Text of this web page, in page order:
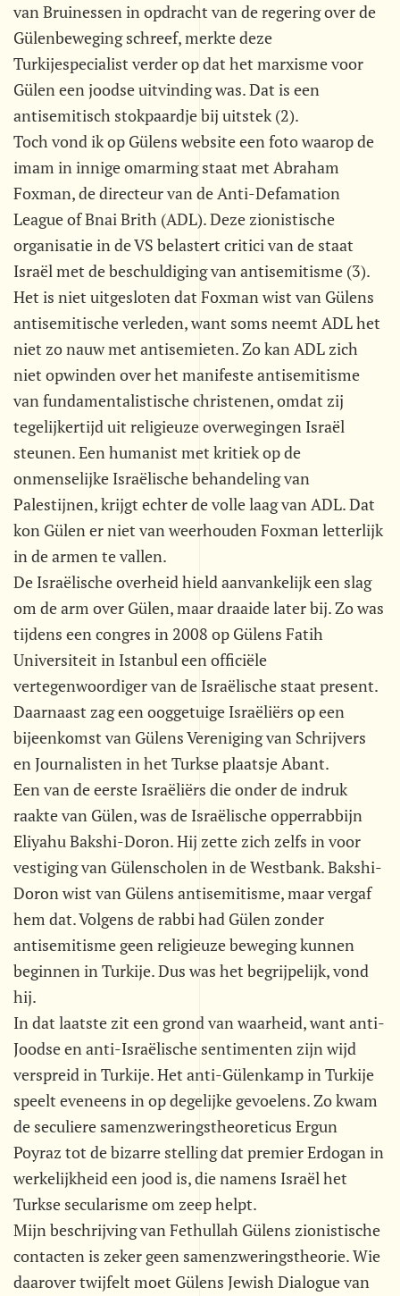
van Bruinessen in opdracht van de regering over de
Gülenbeweging schreef, merkte deze
Turkijespecialist verder op dat het marxisme voor
Gülen een joodse uitvinding was. Dat is een
antisemitisch stokpaardje bij uitstek (2).
Toch vond ik op Gülens website een foto waarop de
imam in innige omarming staat met Abraham
Foxman, de directeur van de Anti-Defamation
League of Bnai Brith (ADL). Deze zionistische
organisatie in de VS belastert critici van de staat
Israël met de beschuldiging van antisemitisme (3).
Het is niet uitgesloten dat Foxman wist van Gülens
antisemitische verleden, want soms neemt ADL het
niet zo nauw met antisemieten. Zo kan ADL zich
niet opwinden over het manifeste antisemitisme
van fundamentalistische christenen, omdat zij
tegelijkertijd uit religieuze overwegingen Israël
steunen. Een humanist met kritiek op de
onmenselijke Israëlische behandeling van
Palestijnen, krijgt echter de volle laag van ADL. Dat
kon Gülen er niet van weerhouden Foxman letterlijk
in de armen te vallen.
De Israëlische overheid hield aanvankelijk een slag
om de arm over Gülen, maar draaide later bij. Zo was
tijdens een congres in 2008 op Gülens Fatih
Universiteit in Istanbul een officiële
vertegenwoordiger van de Israëlische staat present.
Daarnaast zag een ooggetuige Israëliërs op een
bijeenkomst van Gülens Vereniging van Schrijvers
en Journalisten in het Turkse plaatsje Abant.
Een van de eerste Israëliërs die onder de indruk
raakte van Gülen, was de Israëlische opperrabbijn
Eliyahu Bakshi-Doron. Hij zette zich zelfs in voor
vestiging van Gülenscholen in de Westbank. Bakshi-
Doron wist van Gülens antisemitisme, maar vergaf
hem dat. Volgens de rabbi had Gülen zonder
antisemitisme geen religieuze beweging kunnen
beginnen in Turkije. Dus was het begrijpelijk, vond
hij.
In dat laatste zit een grond van waarheid, want anti-
Joodse en anti-Israëlische sentimenten zijn wijd
verspreid in Turkije. Het anti-Gülenkamp in Turkije
speelt eveneens in op degelijke gevoelens. Zo kwam
de seculiere samenzweringstheoreticus Ergun
Poyraz tot de bizarre stelling dat premier Erdogan in
werkelijkheid een jood is, die namens Israël het
Turkse secularisme om zeep helpt.
Mijn beschrijving van Fethullah Gülens zionistische
contacten is zeker geen samenzweringstheorie. Wie
daarover twijfelt moet Gülens Jewish Dialogue van